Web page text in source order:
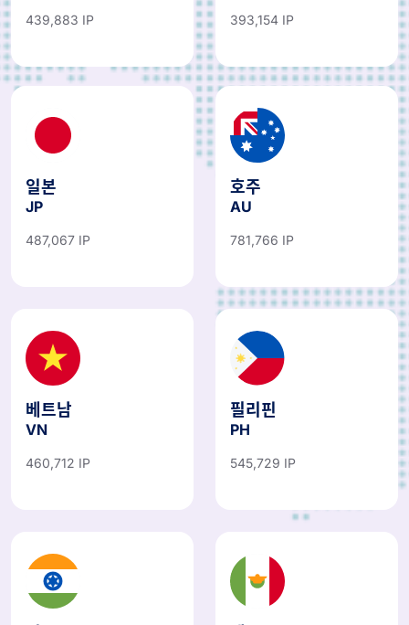
439,883 IP 393,154 IP
일본
JP
487,067 IP
호주
AU
781,766 IP
베트남
VN
460,712 IP
필리핀
PH
545,729 IP